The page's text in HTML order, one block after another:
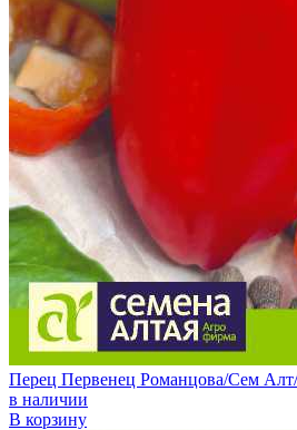
Перец Первенец Романцова/Сем
в наличии
В корзину